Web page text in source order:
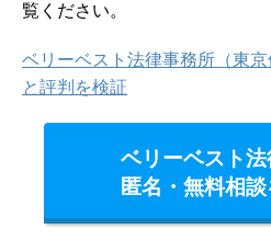
覧ください。
ベリーベスト法律事務所（東
と評判を検証
ベリーベスト
匿名・無料相